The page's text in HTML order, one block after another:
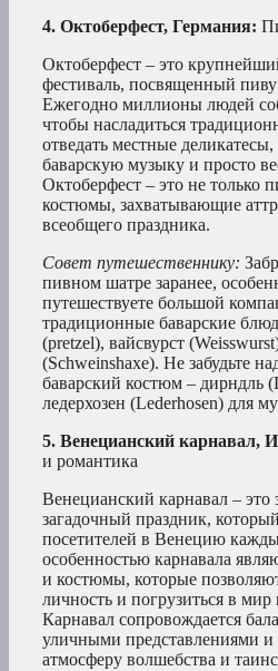
4. Октоберфест, Германия:
Октоберфест – это
фестиваль, посвященный пиву
Ежегодно миллионы людей
чтобы насладиться
отведать местные
баварскую музыку и просто
Октоберфест – это не только
костюмы, захватывающие
всеобщего праздника.
Совет путешественнику:
пивном шатре заранее,
путешествуете большой
традиционные баварские
(pretzel), вайсвурст
(Schweinshaxe). Не забудьте
баварский костюм – дирндль
ледерхозен (Lederhosen) для
5. Венецианский карнавал,
и романтика
Венецианский карнавал – это
загадочный праздник,
посетителей в Венецию
особенностью карнавала
и костюмы, которые
личность и погрузиться в
Карнавал сопровождается
уличными представлениями и
атмосферу волшебства и